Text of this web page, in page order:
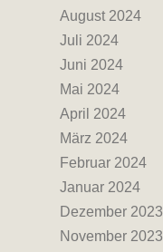
August 2024
Juli 2024
Juni 2024
Mai 2024
April 2024
März 2024
Februar 2024
Januar 2024
Dezember 2023
November 2023